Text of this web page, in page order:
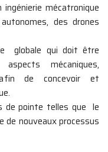
mécatronique
des drones
globale qui doit être
mécaniques,
de concevoir et
de pointe telles que le
de nouveaux processus